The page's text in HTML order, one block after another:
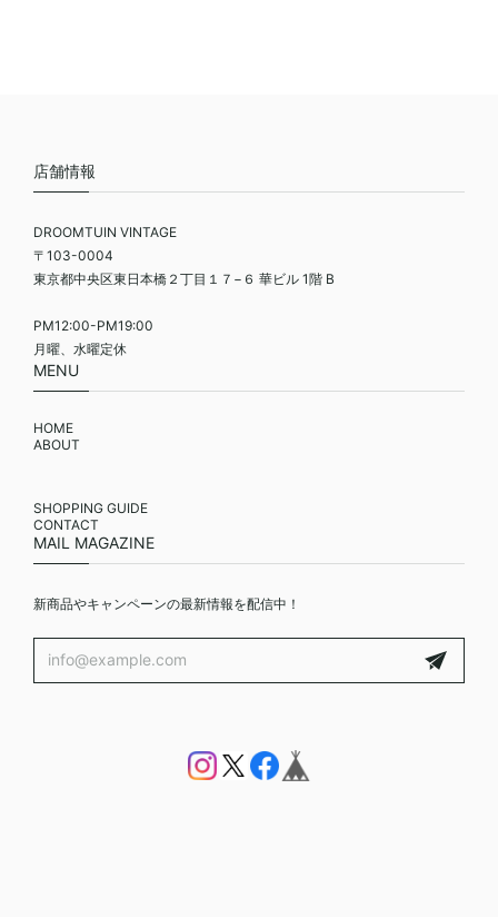
店舗情報
DROOMTUIN VINTAGE
〒103-0004
東京都中央区東日本橋２丁目１７−６ 華ビル 1階 B
PM12:00-PM19:00
月曜、水曜定休
MENU
HOME
ABOUT
SHOPPING GUIDE
CONTACT
MAIL MAGAZINE
新商品やキャンペーンの最新情報を配信中！